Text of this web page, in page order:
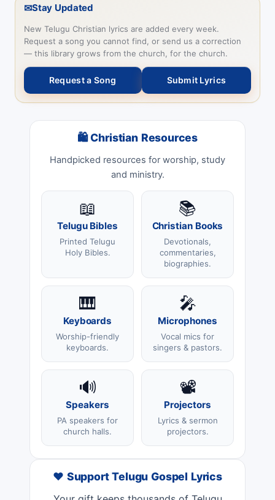
✉Stay Updated
New Telugu Christian lyrics are added every week.
Request a song you cannot find, or send us a correction
— this library grows from the church, for the church.
Request a Song Submit Lyrics
🛍 Christian Resources
Handpicked resources for worship, study
and ministry.
📖
Telugu Bibles
Printed Telugu
Holy Bibles.
📚
Christian Books
Devotionals,
commentaries,
biographies.
🎹
Keyboards
Worship-friendly
keyboards.
🎤
Microphones
Vocal mics for
singers & pastors.
🔊
Speakers
PA speakers for
church halls.
📽️
Projectors
Lyrics & sermon
projectors.
❤️ Support Telugu Gospel Lyrics